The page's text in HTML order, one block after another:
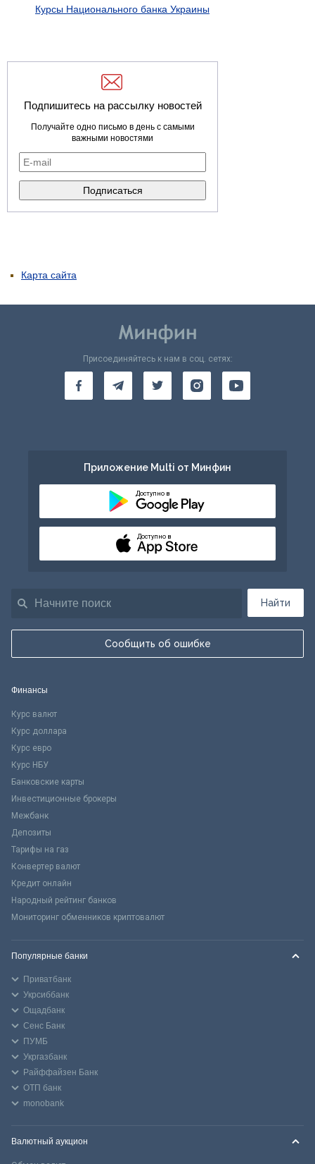
Курсы Национального банка Украины
Подпишитесь на рассылку новостей
Получайте одно письмо в день с самыми
важными новостями
Карта сайта
Найти
Сообщить об ошибке
Присоединяйтесь к нам в соц. сетях:
Приложение Multi от Минфин
Доступно в
Доступно в
Финансы
Курс валют
Курс доллара
Курс евро
Курс НБУ
Банковские карты
Инвестиционные брокеры
Межбанк
Депозиты
Тарифы на газ
Конвертер валют
Кредит онлайн
Народный рейтинг банков
Мониторинг обменников криптовалют
Популярные банки
Приватбанк
Укрсиббанк
Ощадбанк
Сенс Банк
ПУМБ
Укргазбанк
Райффайзен Банк
ОТП банк
monobank
Валютный аукцион